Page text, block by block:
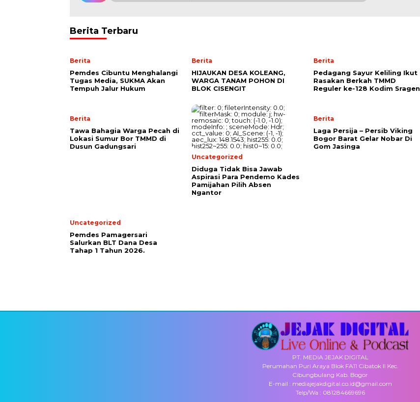
Berita Terbaru
Berita
Pemdes Cibuntu Menghalangi
Tugas Media, SUKMA Akan
Tempuh Jalur Hukum
Berita
HIJAUKAN DESA KOLEANG,
WARGA TANAM POHON DI
BLOK CISENGIT
Berita
Pedagang Sayur Keliling Ikut
Rasakan Berkah TMMD
Reguler ke-128 Kodim Sragen
Berita
Tawa Bahagia Warga Pecah di
Lokasi Sumur Bor TMMD di
Dusun Gadungsari
Uncategorized
Diduga Tidak Bisa Jawab
Aspirasi Para Pendemo Kades
Pamijahan Pilih Absen
Ngantor
Berita
Laga Persija – Persib Viking
Bogor Barat Gelar Nobar Di
Gom Jasinga
Uncategorized
Pemdes Pamagersari
Salurkan BLT Dana Desa
Tahap 1 Tahun 2026.
PT. MEDIA JEJAK DIGITAL
Perumahan Puri Araya Blok FA11 Cibatok II Kec.
Cibungbulang Kab. Bogor
E-mail : mediajejakdigital.co.id@gmail.com
Telp/Wa : 081284669696